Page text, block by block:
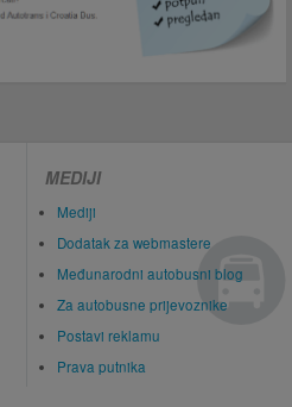
MEDIJI
Mediji
Dodatak za webmastere
Međunarodni autobusni blog
Za autobusne prijevoznike
Postavi reklamu
Prava putnika